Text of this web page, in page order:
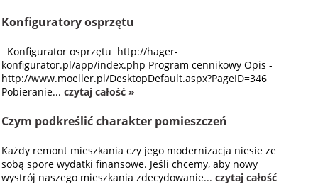
Konfiguratory osprzętu
Konfigurator osprzętu http://hager-
konfigurator.pl/app/index.php Program cennikowy Opis -
http://www.moeller.pl/DesktopDefault.aspx?PageID=346
Pobieranie...czytaj całość »
Czym podkreślić charakter pomieszczeń
Każdy remont mieszkania czy jego modernizacja niesie ze
sobą spore wydatki finansowe. Jeśli chcemy, aby nowy
wystrój naszego mieszkania zdecydowanie...czytaj całość